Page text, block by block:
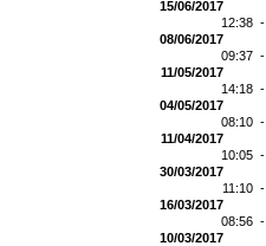
15/06/2017
12:38 -
08/06/2017
09:37 -
11/05/2017
14:18 -
04/05/2017
08:10 -
11/04/2017
10:05 -
30/03/2017
11:10 -
16/03/2017
08:56 -
10/03/2017